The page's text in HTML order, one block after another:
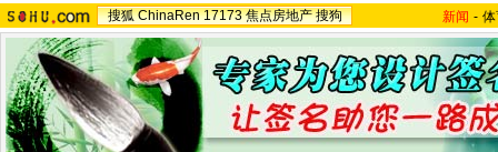
搜狐 ChinaRen 17173 焦点房地产 搜狗 新闻 -